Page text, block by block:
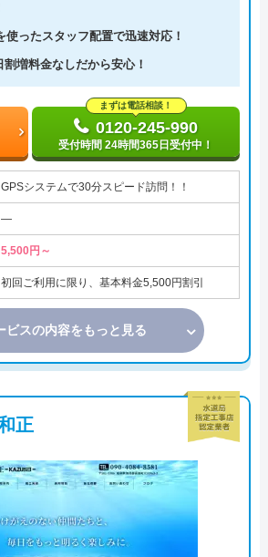
使ったスタッフ配置で迅速対応！
増料金なしだから安心！
まずは電話相談！
0120-245-990
受付時間 24時間365日受付中！
GPSシステムで30分スピード訪問！！
―
5,500円～
初回ご利用に限り、基本料金5,500円割引
ビスの内容をもっと見る
正